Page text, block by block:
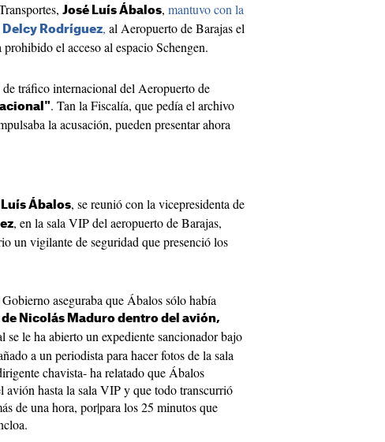
José Luís Ábalos, mantuvo con la
Delcy Rodríguez, al Aeropuerto de Barajas el
el acceso al espacio Schengen.
tráfico internacional del Aeropuerto de
. Tan la Fiscalía, que pedía el archivo
la acusación, pueden presentar ahora
Luís Ábalos, se reunió con la vicepresidenta de
, en la sala VIP del aeropuerto de Barajas,
un vigilante de seguridad que presenció los
aseguraba que Ábalos sólo había
Nicolás Maduro dentro del avión,
se le ha abierto un expediente sancionador bajo
a un periodista para hacer fotos de la sala
chavista- ha relatado que Ábalos
avión hasta la sala VIP y que todo transcurrió
de una hora, por|para los 25 minutos que